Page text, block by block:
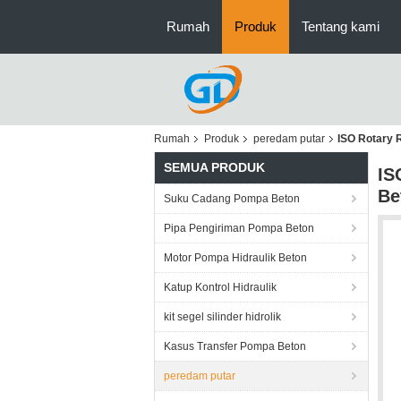
Rumah Produk Tentang kami
Rumah Produk peredam putar ISO Rotary
SEMUA PRODUK
Suku Cadang Pompa Beton
Pipa Pengiriman Pompa Beton
Motor Pompa Hidraulik Beton
Katup Kontrol Hidraulik
kit segel silinder hidrolik
Kasus Transfer Pompa Beton
peredam putar